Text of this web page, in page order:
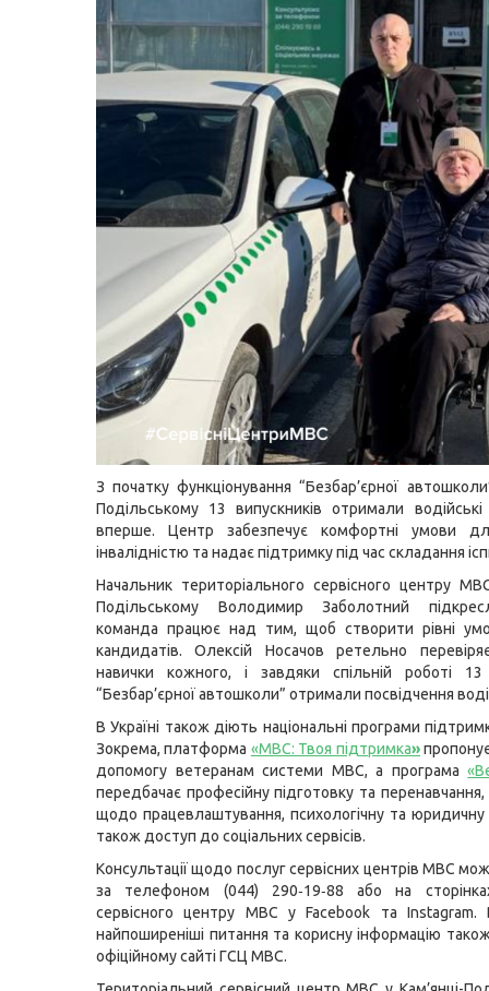
З початку функціонування “Безбар’єрної
Подільському 13 випускників отримали водійські
вперше. Центр забезпечує комфортні умови
інвалідністю та надає підтримку під час складання
Начальник територіального сервісного центру
Подільському Володимир Заболотний
команда працює над тим, щоб створити рівні
кандидатів. Олексій Носачов ретельно
навички кожного, і завдяки спільній роботі 13
“Безбар’єрної автошколи” отримали посвідчення
В Україні також діють національні програми
Зокрема, платформа «МВС: Твоя підтримка»
допомогу ветеранам системи МВС, а програма
передбачає професійну підготовку та перенавчання,
щодо працевлаштування, психологічну та юридичну
також доступ до соціальних сервісів.
Консультації щодо послуг сервісних центрів МВС
за телефоном (044) 290‑19‑88 або на
сервісного центру МВС у Facebook та Instagram.
найпоширеніші питання та корисну інформацію
офіційному сайті ГСЦ МВС.